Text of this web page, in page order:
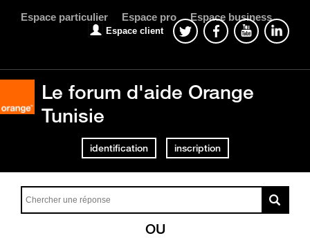
Espace particulier Espace pro Espace business
Espace client
Le forum d'aide Orange
Tunisie
identification inscription
OU